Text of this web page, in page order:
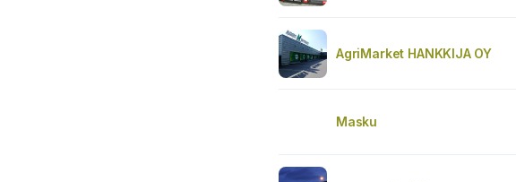
AgriMarket HANKKIJA OY
Masku